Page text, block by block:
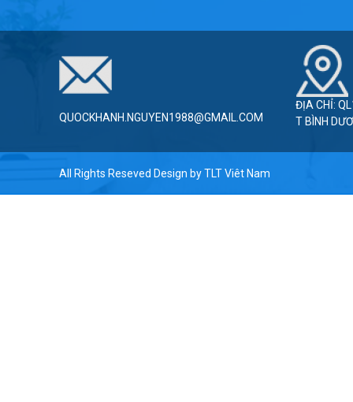
QUOCKHANH.NGUYEN1988@GMAIL.COM
ĐỊA CHỈ:
T BÌNH
All Rights Reseved Design byTLT Viêt Nam